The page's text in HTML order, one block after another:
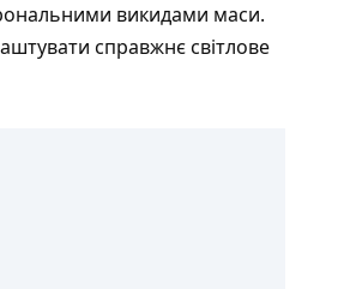
викидами маси.
справжнє світлове